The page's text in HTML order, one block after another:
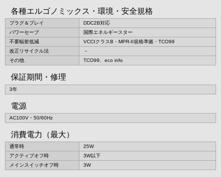
各種エルゴノミックス・環境・安全規格
プラグ＆プレイ
DDC2B対応
パワーセーブ
国際エネルギースター
不要輻射低減
VCCIクラスB・MPR-II規格準拠・TCO99
改正リサイクル法
－
その他
TCO99、eco info
保証期間・修理
3年
電源
AC100V・50/60Hz
消費電力（最大）
通常時
25W
アクティブオフ時
3W以下
メインスイッチオフ時
3W